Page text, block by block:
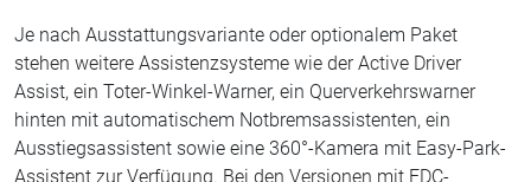
Je nach Ausstattungsvariante oder optionalem Paket
stehen weitere Assistenzsysteme wie der Active Driver
Assist, ein Toter-Winkel-Warner, ein Querverkehrswarner
hinten mit automatischem Notbremsassistenten, ein
Ausstiegsassistent sowie eine 360°-Kamera mit Easy-Park-
Assistent zur Verfügung. Bei den Versionen mit EDC-